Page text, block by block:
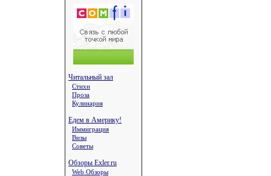
Читальный зал
Стихи
Проза
Кулинария
Едем в Америку!
Иммиграция
Визы
Советы
Обзоры Exler.ru
Web Обзоры